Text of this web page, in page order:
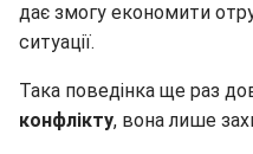
дає змогу економити
ситуації.
Така поведінка ще раз
конфлікту, вона лише